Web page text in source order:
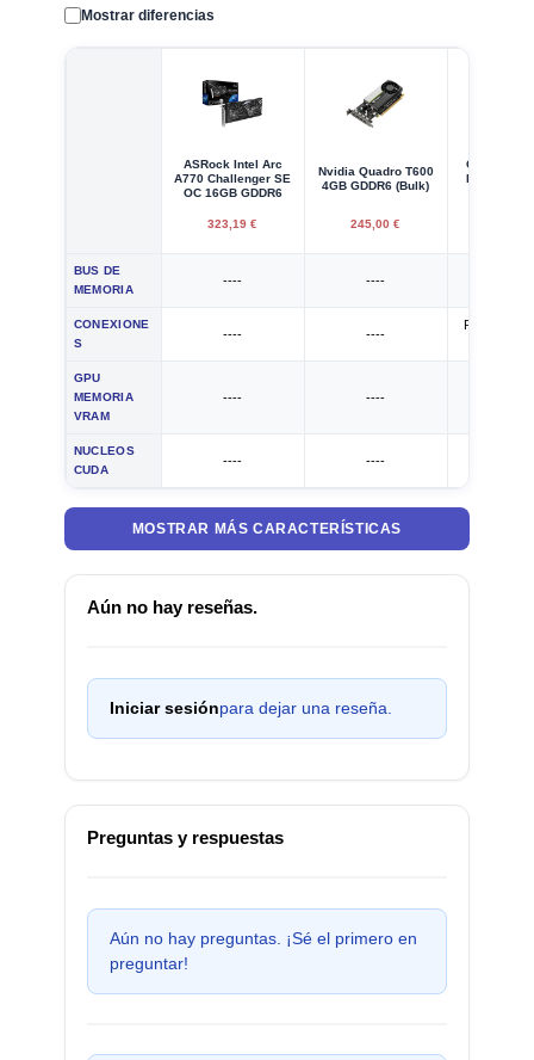
Mostrar diferencias
ASRock Intel Arc
A770 Challenger SE
OC 16GB GDDR6
323,19 €
Nvidia Quadro T600
4GB GDDR6 (Bulk)
245,00 €
Gigabyte
RTX 2060
BUS DE
MEMORIA
---- ----
CONEXIONE
S
---- ----
PCI
GPU
MEMORIA
VRAM
---- ----
NUCLEOS
CUDA
---- ----
MOSTRAR MÁS CARACTERÍSTICAS
Aún no hay reseñas.
Iniciar sesiónpara dejar una reseña.
Preguntas y respuestas
Aún no hay preguntas. ¡Sé el primero en
preguntar!